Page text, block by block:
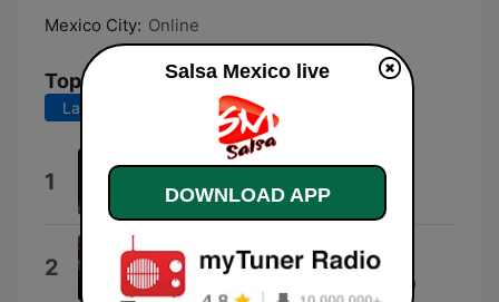
Mexico City: Online
Top Songs
Last 7 days Last 30 days
1 Tabaco Con Metales
Tabaco y Sus Metales
2 Quiéreme
Victor Garcia & La Sonora Sanjuanera
Salsa Mexico live
DOWNLOAD APP